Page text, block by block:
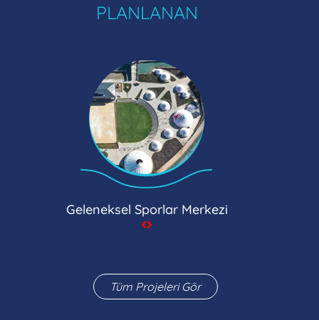
PLANLANAN
Geleneksel Sporlar Merkezi
Tüm Projeleri Gör